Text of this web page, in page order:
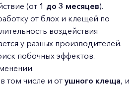
(от 1 до 3 месяцев).
от блох и клещей по
воздействия
у разных производителей.
побочных эффектов.
том числе и от ушного клеща, и